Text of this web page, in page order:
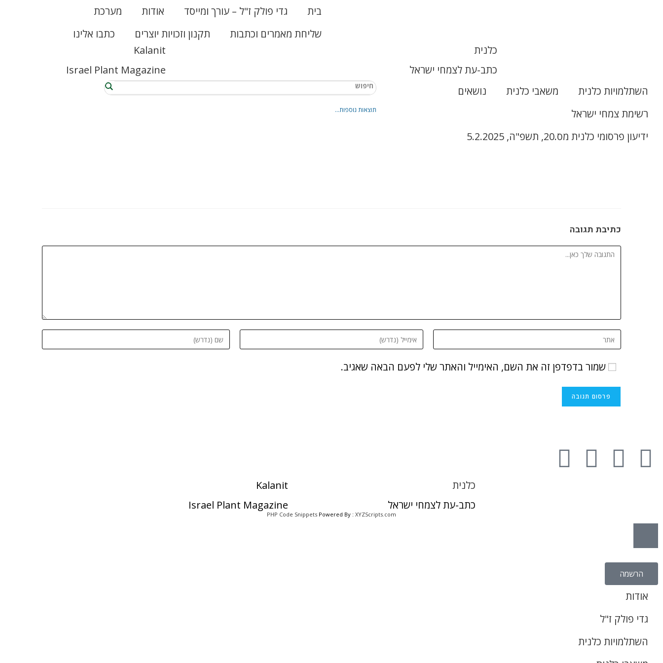
בית גדי פולק ז"ל – עורך ומייסד אודות
מערכת
שליחת מאמרים וכתבות
תקנון וזכויות יוצרים
כתבו אלינו
כלנית
כתב-עת לצמחי ישראל
Kalanit
Israel Plant Magazine
השתלמויות כלנית
משאבי כלנית
נושאים
רשימת צמחי ישראל
ידיעון פרסומי כלנית מס.20, תשפ"ה, 5.2.2025
תוצאות נוספות...
כתיבת תגובה
שמור בדפדפן זה את השם, האימייל והאתר שלי לפעם הבאה שאגיב.
כלנית
כתב-עת לצמחי ישראל
Kalanit
Israel Plant Magazine
PHP Code Snippets Powered By : XYZScripts.com
הרשמה
אודות
גדי פולק ז"ל
השתלמויות כלנית